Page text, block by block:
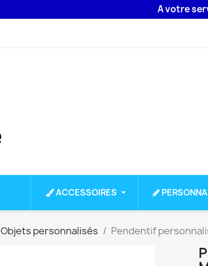
A votre service
ACCESSOIRES
Objets personnalisés Pendentif